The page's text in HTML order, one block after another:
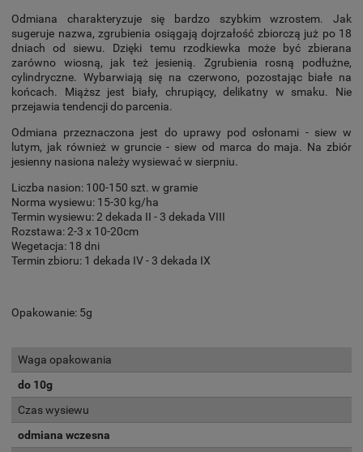
Odmiana charakteryzuje się bardzo szybkim wzrostem. Jak
sugeruje nazwa, zgrubienia osiągają dojrzałość zbiorczą już po 18
dniach od siewu. Dzięki temu rzodkiewka może być zbierana
zarówno wiosną, jak też jesienią. Zgrubienia rosną podłużne,
cylindryczne. Wybarwiają się na czerwono, pozostając białe na
końcach. Miąższ jest biały, chrupiący, delikatny w smaku. Nie
przejawia tendencji do parcenia.
Odmiana przeznaczona jest do uprawy pod osłonami - siew w
lutym, jak również w gruncie - siew od marca do maja. Na zbiór
jesienny nasiona należy wysiewać w sierpniu.
Liczba nasion: 100-150 szt. w gramie
Norma wysiewu: 15-30 kg/ha
Termin wysiewu: 2 dekada II - 3 dekada VIII
Rozstawa: 2-3 x 10-20cm
Wegetacja: 18 dni
Termin zbioru: 1 dekada IV - 3 dekada IX
Opakowanie: 5g
Waga opakowania
do 10g
Czas wysiewu
odmiana wczesna